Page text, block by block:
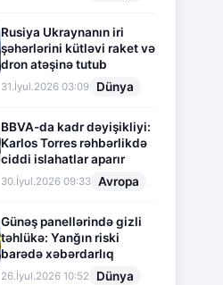
Rusiya Ukraynanın iri
şəhərlərini kütləvi raket və
dron atəşinə tutub
31.İyul.2026 03:09 Dünya
BBVA-da kadr dəyişikliyi:
Karlos Torres rəhbərlikdə
ciddi islahatlar aparır
30.İyul.2026 09:33 Avropa
Günəş panellərində gizli
təhlükə: Yanğın riski
barədə xəbərdarlıq
26.İyul.2026 10:52 Dünya